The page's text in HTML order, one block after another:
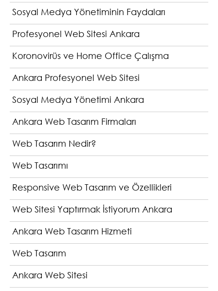
Sosyal Medya Yönetiminin Faydaları
Profesyonel Web Sitesi Ankara
Koronovirüs ve Home Office Çalışma
Ankara Profesyonel Web Sitesi
Sosyal Medya Yönetimi Ankara
Ankara Web Tasarım Firmaları
Web Tasarım Nedir?
Web Tasarımı
Responsive Web Tasarım ve Özellikleri
Web Sitesi Yaptırmak İstiyorum Ankara
Ankara Web Tasarım Hizmeti
Web Tasarım
Ankara Web Sitesi